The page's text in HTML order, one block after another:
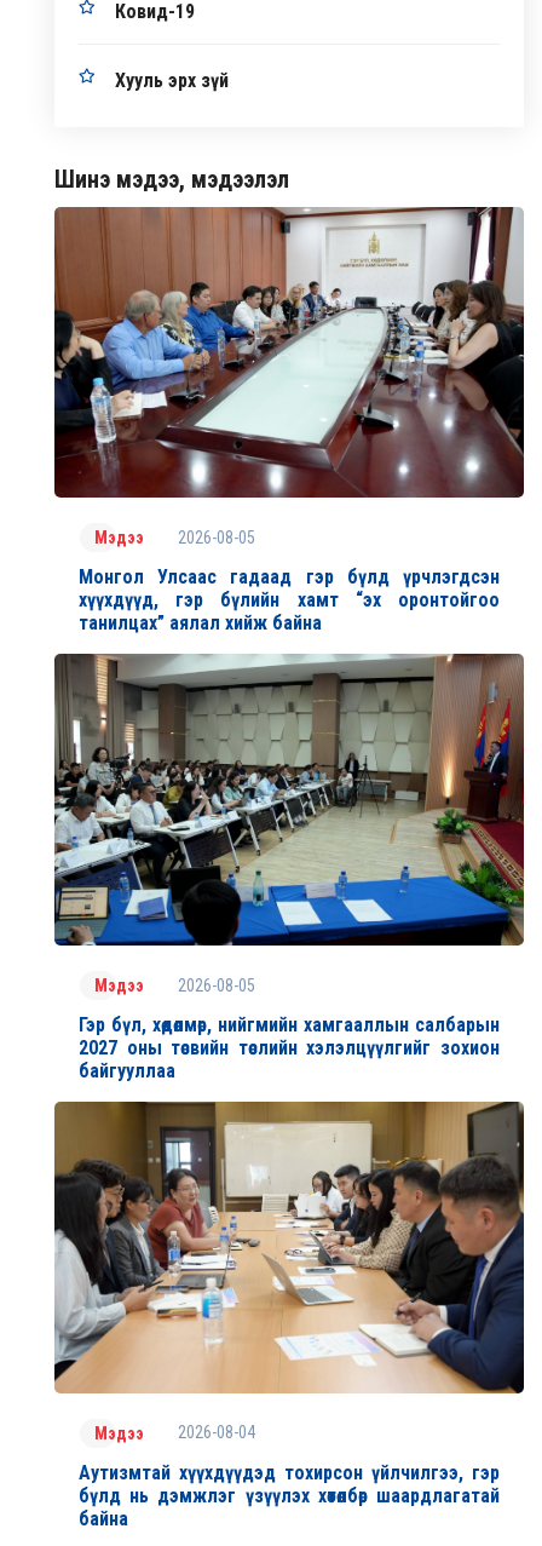
Ковид-19
Хууль эрх зүй
Шинэ мэдээ, мэдээлэл
Мэдээ 2026-08-05
Монгол Улсаас гадаад гэр бүлд үрчлэгдсэн
хүүхдүүд, гэр бүлийн хамт “эх оронтойгоо
танилцах” аялал хийж байна
Мэдээ 2026-08-05
Гэр бүл, хөдөлмөр, нийгмийн хамгааллын салбарын
2027 оны төсвийн төслийн хэлэлцүүлгийг зохион
байгууллаа
Мэдээ 2026-08-04
Аутизмтай хүүхдүүдэд тохирсон үйлчилгээ, гэр
бүлд нь дэмжлэг үзүүлэх хөтөлбөр шаардлагатай
байна